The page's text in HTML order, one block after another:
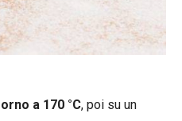
a 170 °C, poi su un